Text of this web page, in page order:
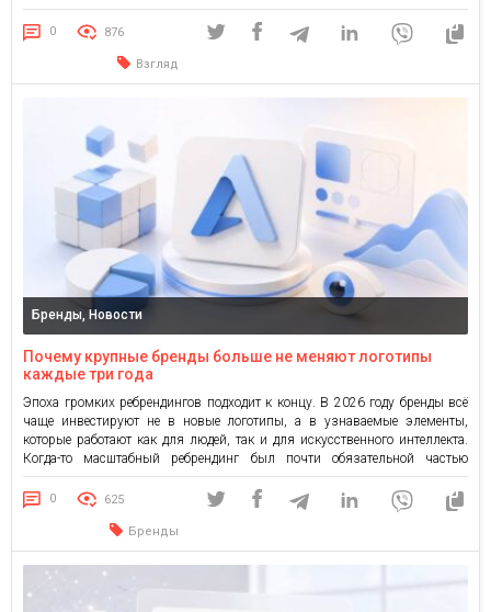
маркетинг часто отходил на второй план. В то же время рынок только
начинает переосмысливать роль перформанс-маркетинга. Хотя он
остается ключевым инструментом для работы со […]
0 876
Взгляд
Бренды, Новости
Почему крупные бренды больше не меняют логотипы
каждые три года
Эпоха громких ребрендингов подходит к концу. В 2026 году бренды всё
чаще инвестируют не в новые логотипы, а в узнаваемые элементы,
которые работают как для людей, так и для искусственного интеллекта.
Когда-то масштабный ребрендинг был почти обязательной частью
развития компании. Новый логотип означал новый этап, новые
амбиции или новую стратегию. Но последние несколько лет
демонстрируют […]
0 625
Бренды